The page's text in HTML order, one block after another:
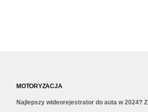
MOTORYZACJA
Najlepszy wideorejestrator do auta w 2024?